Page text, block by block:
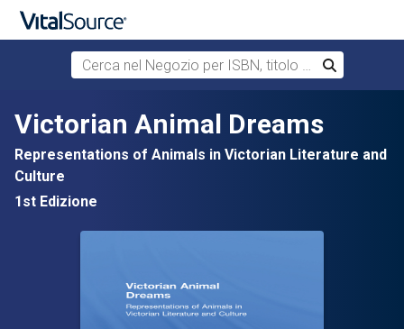
Passa al contenuto principale
Cerca nel Negozio per ISBN, titolo o autore
Cerca
Victorian Animal Dreams
Representations of Animals in Victorian Literature and
Culture
1st Edizione